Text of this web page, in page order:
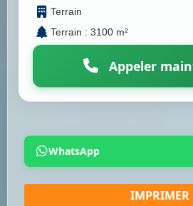
Terrain
Terrain : 3100 m²
Appeler
WhatsApp